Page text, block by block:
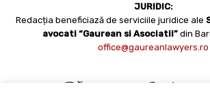
JURIDIC:
Redacția beneficiază de serviciile juridice ale
avocati “Gaurean si Asociatii” din
office@gaureanlawyers.ro